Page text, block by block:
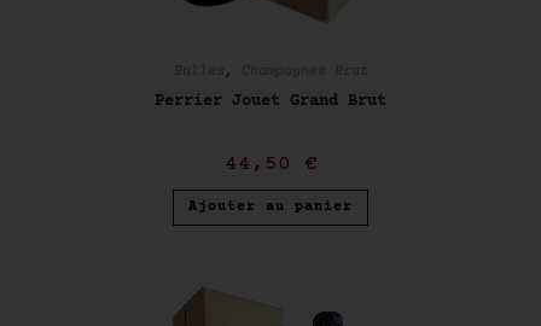
,
Perrier Jouet Grand Brut
44,50 €
Ajouter au panier